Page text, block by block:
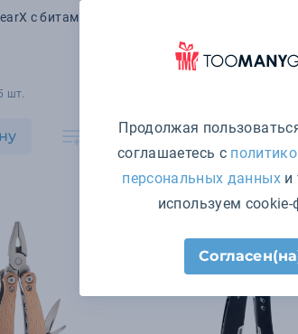
с битами, 6
шт.
арт. 17042.10
В корзину
Продолжая
соглашаетесь с
персональных данныхи
используем